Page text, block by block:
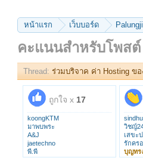
หน้าแรก เว็บบอร์ด
คะแนนสำหรับโพสต์
Thread: ร่วมบริจาค ค่า Hosting ขอ
ถูกใจ x 17
koongKTM
มาพบพระ
A&J
jaetechno
พี.พี
na_krub
วิชญ์
เสขะ
รักคร
บุญทร